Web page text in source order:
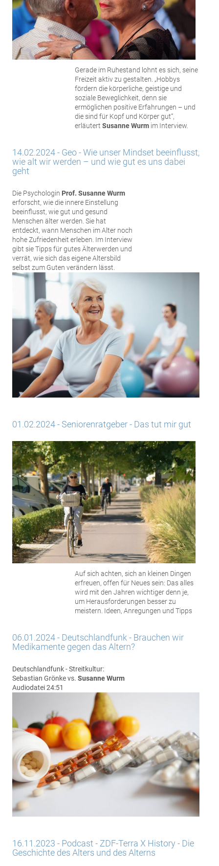
Gerade im Ruhestand lohnt es sich, seine
Freizeit aktiv zu gestalten. „Hobbys
fördern die körperliche, geistige und
soziale Beweglichkeit, denn sie
ermöglichen positive Erfahrungen – und
die sind für Kopf und Körper gut“,
erläutert Susanne Wurmim Interview.
14.02.2024 - Geo - Wie unser Mindset beeinflusst,
wie alt wir werden – und wie gut es uns dabei
geht
Die Psychologin Prof. Susanne Wurm
erforscht, wie die innere Einstellung
beeinflusst, wie gut und gesund
Menschen älter werden. Sie hat
entdeckt, wann Menschen im Alter noch
hohe Zufriedenheit erleben. Im Interview
gibt sie Tipps für gutes Älterwerden und
verrät, wie sich das eigene Altersbild
selbst zum Guten verändern lässt.
01.02.2024 - Seniorenratgeber - Das tut mir gut
Auf sich achten, sich an ­kleinen Dingen
erfreuen, offen für Neues sein: Das alles
wird mit den Jahren wichtiger denn je,
um Herausforderungen besser zu
meistern. Ideen, Anregungen und Tipps
06.01.2024 - Deutschlandfunk - Brauchen wir
Medikamente gegen das Altern?
Deutschlandfunk - Streitkultur:
Sebastian Grönke vs. Susanne Wurm
Audiodatei 24:51
16.11.2023 - Podcast - ZDF-Terra X History - Die
Geschichte des Alters und des Alterns